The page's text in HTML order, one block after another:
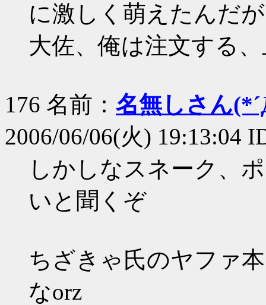
に激しく萌えたんだが
大佐、俺は注文する
176 名前： 名無しさん
2006/06/06(火) 19:13:04
しかしなスネーク、
いと聞くぞ
ちざきゃ氏のヤファ
なorz